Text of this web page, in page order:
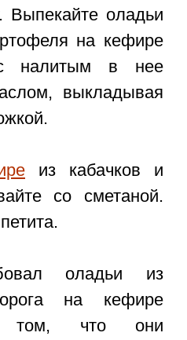
Выпекайте оладьи
на кефире
налитым в нее
выкладывая
из кабачков и
со сметаной.
оладьи из
на кефире
том, что они